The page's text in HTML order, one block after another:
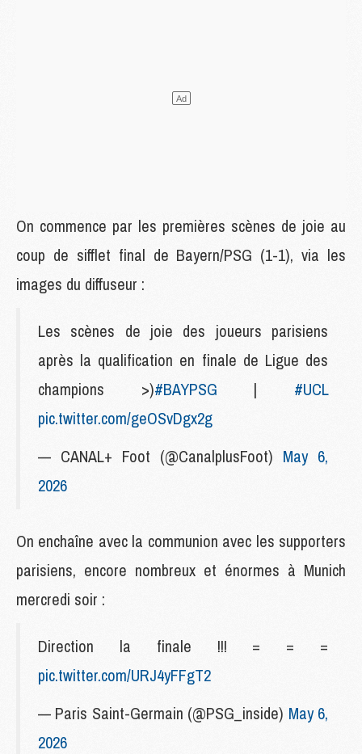
On commence par les premières scènes de joie au
coup de sifflet final de Bayern/PSG (1-1), via les
images du diffuseur :
Les scènes de joie des joueurs parisiens
après la qualification en finale de Ligue des
champions >)#BAYPSG | #UCL
pic.twitter.com/geOSvDgx2g
— CANAL+ Foot (@CanalplusFoot) May 6,
2026
On enchaîne avec la communion avec les supporters
parisiens, encore nombreux et énormes à Munich
mercredi soir :
Direction la finale !!! = = =
pic.twitter.com/URJ4yFFgT2
— Paris Saint-Germain (@PSG_inside) May 6,
2026